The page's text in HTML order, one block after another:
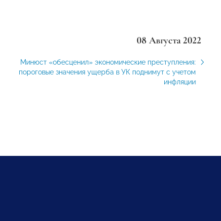
08 Августа 2022
Минюст «обесценил» экономические преступления:
пороговые значения ущерба в УК поднимут с учетом
инфляции